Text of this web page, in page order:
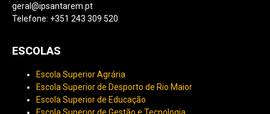
geral@ipsantarem.pt
Telefone: +351 243 309 520
ESCOLAS
Escola Superior Agrária
Escola Superior de Desporto de Rio Maior
Escola Superior de Educação